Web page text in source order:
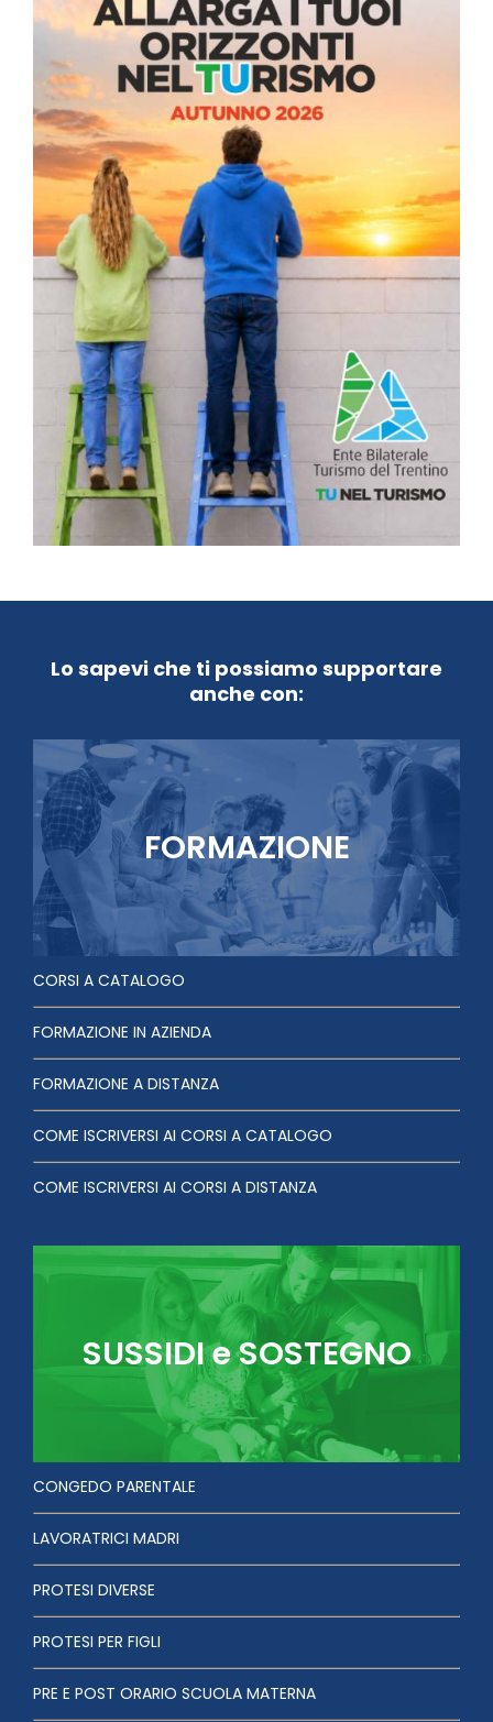
Lo sapevi che ti possiamo supportare
anche con:
FORMAZIONE
CORSI A CATALOGO
FORMAZIONE IN AZIENDA
FORMAZIONE A DISTANZA
COME ISCRIVERSI AI CORSI A CATALOGO
COME ISCRIVERSI AI CORSI A DISTANZA
SUSSIDI e SOSTEGNO
CONGEDO PARENTALE
LAVORATRICI MADRI
PROTESI DIVERSE
PROTESI PER FIGLI
PRE E POST ORARIO SCUOLA MATERNA